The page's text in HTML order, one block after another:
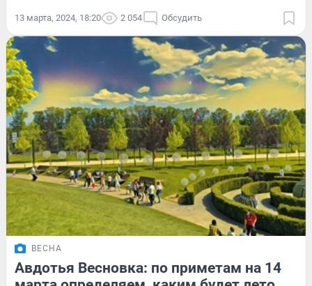
13 марта, 2024, 18:20 2 054 Обсудить
ВЕСНА
Авдотья Весновка: по приметам на 14